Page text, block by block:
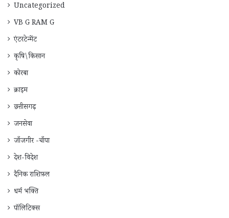
Uncategorized
VB G RAM G
एंटरटेन्मेंट
कृषि\किसान
कोरबा
क्राइम
छत्तीसगढ़
जनसेवा
जाँजगीर -चाँपा
देश-विदेश
दैनिक राशिफ़ल
धर्म भक्ति
पॉलिटिक्स